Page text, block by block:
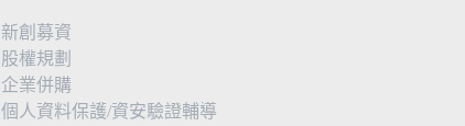
新創募資
股權規劃
企業併購
個人資料保護/資安驗證輔導